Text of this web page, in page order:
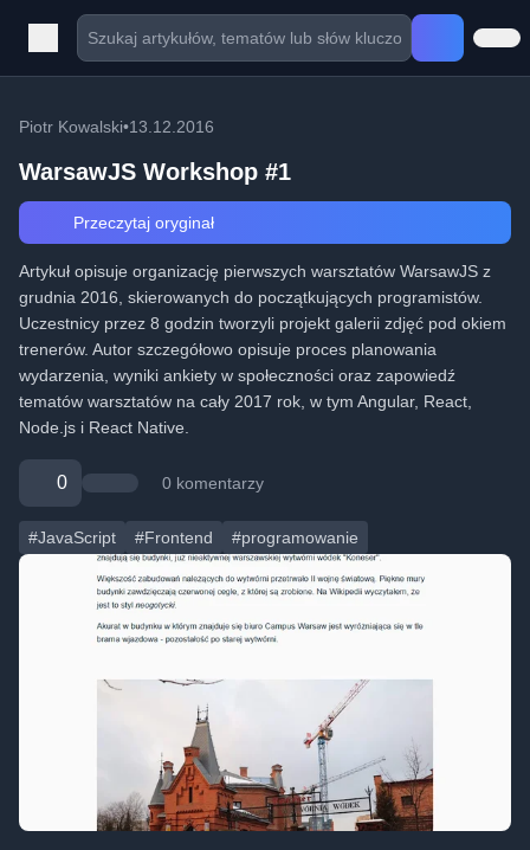
Piotr Kowalski•13.12.2016
WarsawJS Workshop #1
Przeczytaj oryginał
Artykuł opisuje organizację pierwszych warsztatów WarsawJS z
grudnia 2016, skierowanych do początkujących programistów.
Uczestnicy przez 8 godzin tworzyli projekt galerii zdjęć pod okiem
trenerów. Autor szczegółowo opisuje proces planowania
wydarzenia, wyniki ankiety w społeczności oraz zapowiedź
tematów warsztatów na cały 2017 rok, w tym Angular, React,
Node.js i React Native.
0 0 komentarzy
#JavaScript #Frontend #programowanie